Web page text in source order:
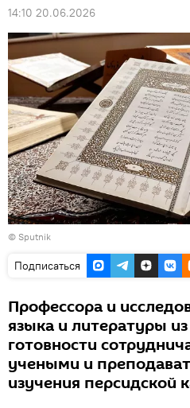
14:10 20.06.2026
© Sputnik
Подписаться
Профессора и
языка и литературы
готовности
учеными и
изучения персидской